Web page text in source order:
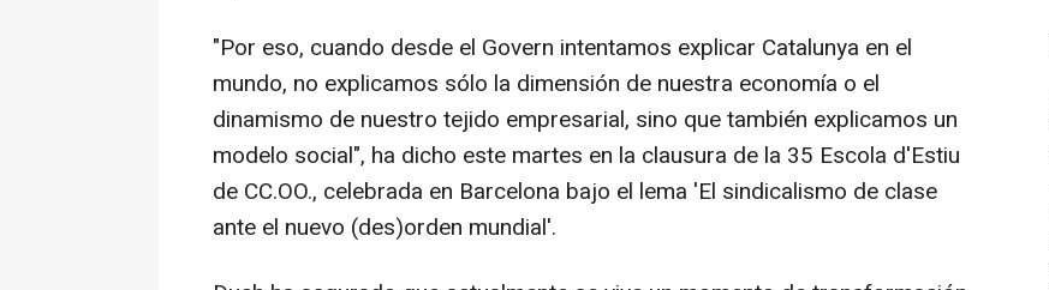
"Por eso, cuando desde el Govern intentamos explicar Catalunya en el
mundo, no explicamos sólo la dimensión de nuestra economía o el
dinamismo de nuestro tejido empresarial, sino que también explicamos un
modelo social", ha dicho este martes en la clausura de la 35 Escola d'Estiu
de CC.OO., celebrada en Barcelona bajo el lema 'El sindicalismo de clase
ante el nuevo (des)orden mundial'.